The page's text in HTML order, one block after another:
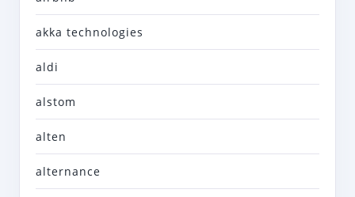
akka technologies
aldi
alstom
alten
alternance